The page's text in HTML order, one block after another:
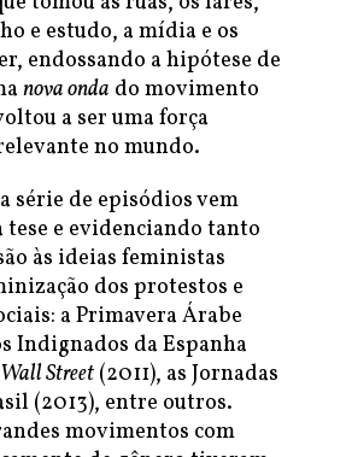
e estudo, a mídia e os
endossando a hipótese de
nova onda do movimento
a ser uma força
no mundo.
série de episódios vem
tese e evidenciando tanto
às ideias feministas
dos protestos e
a Primavera Árabe
Indignados da Espanha
Street(2011), as Jornadas
(2013), entre outros.
movimentos com